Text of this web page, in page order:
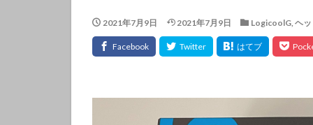
2021年7月9日 2021年7月9日 LogicoolG, ヘ